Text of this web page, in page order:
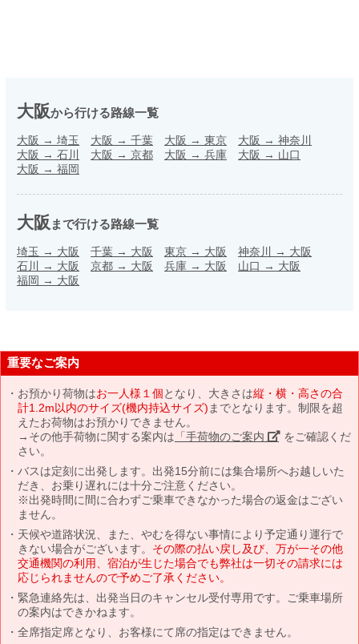
大阪から行ける路線一覧
大阪 → 埼玉 大阪 → 千葉 大阪 → 東京 大阪 → 神奈川
大阪 → 石川 大阪 → 京都 大阪 → 兵庫 大阪 → 山口
大阪 → 福岡
大阪 まで行ける路線一覧
埼玉 → 大阪 千葉 → 大阪 東京 → 大阪 神奈川 → 大阪
石川 → 大阪 京都 → 大阪 兵庫 → 大阪 山口 → 大阪
福岡 → 大阪
重要なご案内
お預かり荷物はお一人様１個となり、大きさは縦・横・高さの合
計1.2m以内のサイズ(機内持込サイズ) までとなります。制限を超
えたお荷物はお預かりできません。
→その他手荷物に関する案内は 「手荷物のご案内」 をご確認くだ
さい。
バスは定刻に出発します。出発15分前には集合場所へお越しいた
だき、お乗り遅れには十分ご注意ください。
※出発時間に間に合わずご乗車できなかった場合の返金はござい
ません。
天候や道路状況、また、やむを得ない事情により予定通り運行で
きない場合がございます。 その際の払い戻し及び、万が一その他
交通機関の利用、宿泊が生じた場合でも弊社は一切その請求には
応じられませんので予めご了承ください。
緊急連絡先は、出発当日のキャンセル受付専用です。ご乗車場所
の案内はできかねます。
全席指定席となり、お客様にて席の指定はできません。